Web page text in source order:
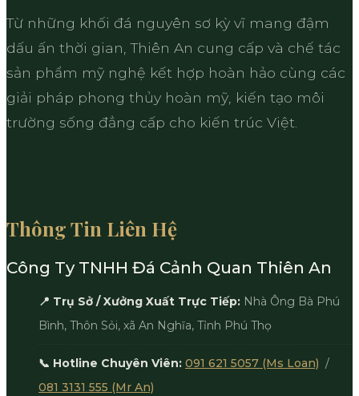
Từ những khối đá nguyên sơ kỳ vĩ mang đậm
dấu ấn thời gian, Thiên An cung cấp và chế tác
sản phẩm mỹ nghệ kết hợp hoàn hảo cùng các
giải pháp phong thủy hoàn mỹ, kiến tạo môi
trường sống đẳng cấp cho kiến trúc Việt.
Thông Tin Liên Hệ
Công Ty TNHH Đá Cảnh Quan Thiên An
📍 Trụ Sở / Xưởng Xuất Trực Tiếp: Nhà Ông Bà Phú
Bình, Thôn Sỏi, xã An Nghĩa, Tỉnh Phú Thọ
📞 Hotline Chuyên Viên: 091 621 5057 (Ms Loan) /
081 3131 555 (Mr An)